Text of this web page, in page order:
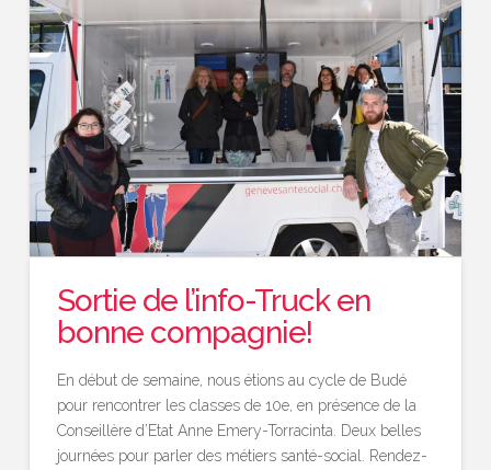
Sortie de l’info-Truck en
bonne compagnie!
En début de semaine, nous étions au cycle de Budé
pour rencontrer les classes de 10e, en présence de la
Conseillère d’Etat Anne Emery-Torracinta. Deux belles
journées pour parler des métiers santé-social. Rendez-